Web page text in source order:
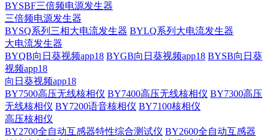
BYSBF三倍频电源发生器
三倍频电源发生器
BYSQ系列三相大电流发生器 BYLQ系列大电流发生器
大电流发生器
BYQB向日葵视频app18 BYGB向日葵视频app18 BYSB向日葵
视频app18
向日葵视频app18
BY7500高压无线核相仪 BY7400高压无线核相仪 BY7300高压
无线核相仪 BY7200语音核相仪 BY7100核相仪
高压核相仪
BY2700全自动互感器特性综合测试仪 BY2600全自动互感器